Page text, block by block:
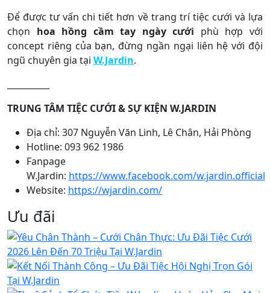
Để được tư vấn chi tiết hơn về trang trí tiệc cưới và lựa
chọn hoa hồng cầm tay ngày cưới phù hợp với
concept riêng của bạn, đừng ngần ngại liên hệ với đội
ngũ chuyên gia tại W.Jardin.
TRUNG TÂM TIỆC CƯỚI & SỰ KIỆN W.JARDIN
Địa chỉ: 307 Nguyễn Văn Linh, Lê Chân, Hải Phòng
Hotline: 093 962 1986
Fanpage
W.Jardin: https://www.facebook.com/w.jardin.official
Website: https://wjardin.com/
Ưu đãi